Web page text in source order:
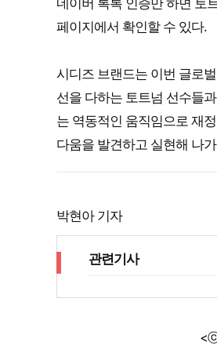
네이버 톡톡 인증만 하면 토
페이지에서 확인할 수 있다.
시디즈 브랜드는 이번 글로
선을 다하는 토트넘 선수들
는 역동적인 움직임으로 재
다움을 발견하고 실현해 나
박현아 기자
관련기사
<ⓒ